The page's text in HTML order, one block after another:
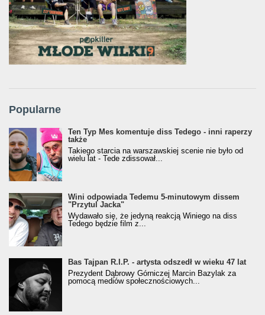
Popularne
Ten Typ Mes komentuje diss Tedego - inni raperzy
także
Takiego starcia na warszawskiej scenie nie było od
wielu lat - Tede zdissował...
Wini odpowiada Tedemu 5-minutowym dissem
"Przytul Jacka"
Wydawało się, że jedyną reakcją Winiego na diss
Tedego będzie film z...
Bas Tajpan R.I.P. - artysta odszedł w wieku 47 lat
Prezydent Dąbrowy Górniczej Marcin Bazylak za
pomocą mediów społecznościowych...